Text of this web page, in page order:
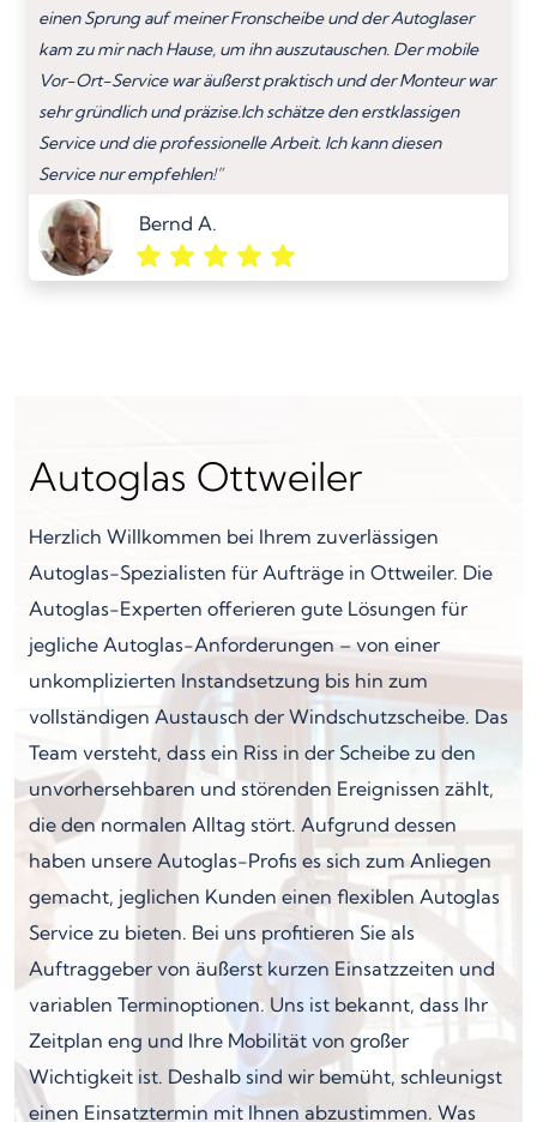
einen Sprung auf meiner Fronscheibe und der Autoglaser
kam zu mir nach Hause, um ihn auszutauschen. Der mobile
Vor-Ort-Service war äußerst praktisch und der Monteur war
sehr gründlich und präzise.Ich schätze den erstklassigen
Service und die professionelle Arbeit. Ich kann diesen
Service nur empfehlen!”
Bernd A.
Autoglas Ottweiler
Herzlich Willkommen bei Ihrem zuverlässigen
Autoglas-Spezialisten für Aufträge in Ottweiler. Die
Autoglas-Experten offerieren gute Lösungen für
jegliche Autoglas-Anforderungen – von einer
unkomplizierten Instandsetzung bis hin zum
vollständigen Austausch der Windschutzscheibe. Das
Team versteht, dass ein Riss in der Scheibe zu den
unvorhersehbaren und störenden Ereignissen zählt,
die den normalen Alltag stört. Aufgrund dessen
haben unsere Autoglas-Profis es sich zum Anliegen
gemacht, jeglichen Kunden einen flexiblen Autoglas
Service zu bieten. Bei uns profitieren Sie als
Auftraggeber von äußerst kurzen Einsatzzeiten und
variablen Terminoptionen. Uns ist bekannt, dass Ihr
Zeitplan eng und Ihre Mobilität von großer
Wichtigkeit ist. Deshalb sind wir bemüht, schleunigst
einen Einsatztermin mit Ihnen abzustimmen. Was